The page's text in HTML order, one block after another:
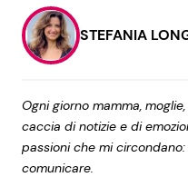
STEFANIA
Ogni giorno mamma,
caccia di notizie e di
passioni che mi
comunicare.